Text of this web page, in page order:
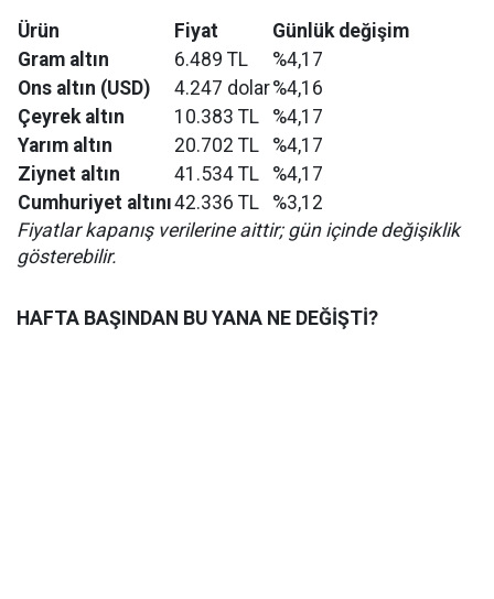
Ürün Fiyat
Günlük değişim
Gram altın
6.489 TL
%4,17
Ons altın (USD)
4.247 dolar%4,16
Çeyrek altın
10.383 TL
%4,17
Yarım altın
20.702 TL
%4,17
Ziynet altın
41.534 TL
%4,17
Cumhuriyet altını42.336 TL
%3,12
Fiyatlar kapanış verilerine aittir; gün içinde değişiklik
gösterebilir.
HAFTA BAŞINDAN BU YANA NE DEĞİŞTİ?